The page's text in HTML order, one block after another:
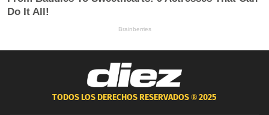
TODOS LOS DERECHOS RESERVADOS ®2025